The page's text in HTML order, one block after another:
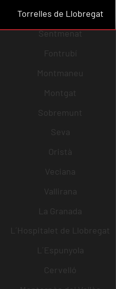
Torrelles de Llobregat
Sentmenat
Fontrubí
Montmaneu
Montgat
Sobremunt
Seva
Oristà
Veciana
Vallirana
La Granada
L´Hospitalet de Llobregat
L´Espunyola
Cervelló